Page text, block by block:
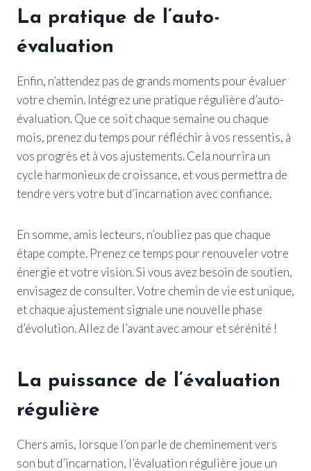
La pratique de l’auto-
évaluation
Enfin, n’attendez pas de grands moments pour évaluer
votre chemin. Intégrez une pratique régulière d’auto-
évaluation. Que ce soit chaque semaine ou chaque
mois, prenez du temps pour réfléchir à vos ressentis, à
vos progrès et à vos ajustements. Cela nourrira un
cycle harmonieux de croissance, et vous permettra de
tendre vers votre but d’incarnation avec confiance.
En somme, amis lecteurs, n’oubliez pas que chaque
étape compte. Prenez ce temps pour renouveler votre
énergie et votre vision. Si vous avez besoin de soutien,
envisagez de consulter. Votre chemin de vie est unique,
et chaque ajustement signale une nouvelle phase
d’évolution. Allez de l’avant avec amour et sérénité !
La puissance de l’évaluation
régulière
Chers amis, lorsque l’on parle de cheminement vers
son but d’incarnation, l’évaluation régulière joue un